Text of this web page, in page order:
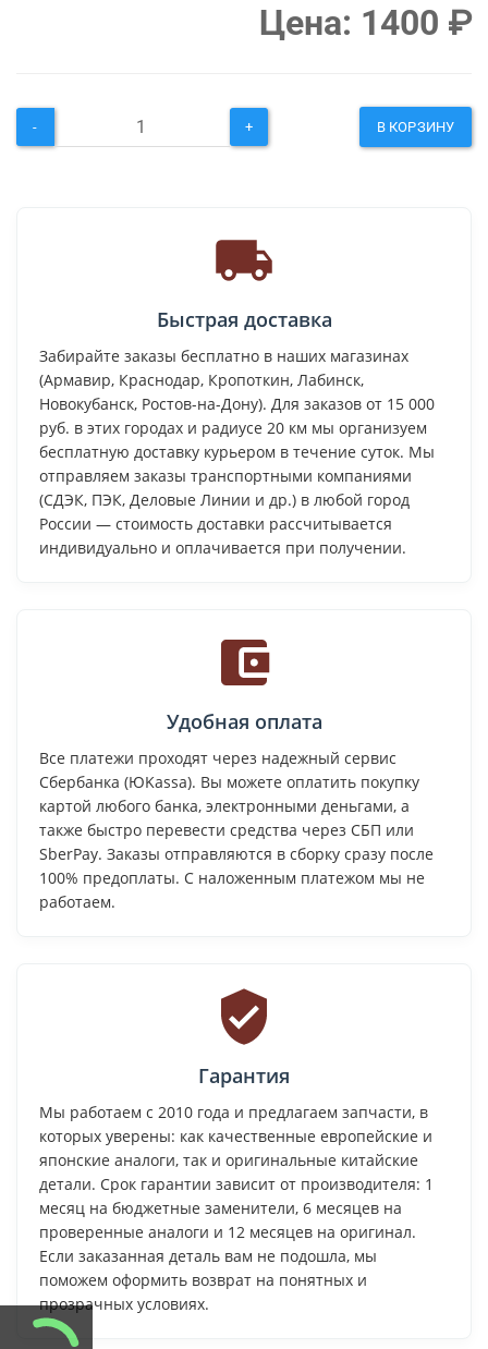
Цена: 1400 ₽
- + В КОРЗИНУ
Быстрая доставка
Забирайте заказы бесплатно в наших магазинах
(Армавир, Краснодар, Кропоткин, Лабинск,
Новокубанск, Ростов-на-Дону). Для заказов от 15 000
руб. в этих городах и радиусе 20 км мы организуем
бесплатную доставку курьером в течение суток. Мы
отправляем заказы транспортными компаниями
(СДЭК, ПЭК, Деловые Линии и др.) в любой город
России — стоимость доставки рассчитывается
индивидуально и оплачивается при получении.
Удобная оплата
Все платежи проходят через надежный сервис
Сбербанка (ЮKassa). Вы можете оплатить покупку
картой любого банка, электронными деньгами, а
также быстро перевести средства через СБП или
SberPay. Заказы отправляются в сборку сразу после
100% предоплаты. С наложенным платежом мы не
работаем.
Гарантия
Мы работаем с 2010 года и предлагаем запчасти, в
которых уверены: как качественные европейские и
японские аналоги, так и оригинальные китайские
детали. Срок гарантии зависит от производителя: 1
месяц на бюджетные заменители, 6 месяцев на
проверенные аналоги и 12 месяцев на оригинал.
Если заказанная деталь вам не подошла, мы
поможем оформить возврат на понятных и
прозрачных условиях.